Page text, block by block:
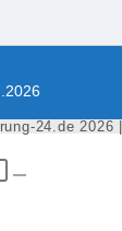
24.de 2026 |